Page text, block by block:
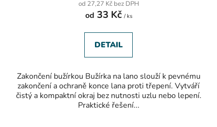
je
5,0
5
hvězdiček.
od 27,27 Kč bez DPH
od 33 Kč / ks
DETAIL
Zakončení bužírkou Bužírka na lano slouží k pevnému
zakončení a ochraně konce lana proti třepení. Vytváří
čistý a kompaktní okraj bez nutnosti uzlu nebo lepení.
Praktické řešení...